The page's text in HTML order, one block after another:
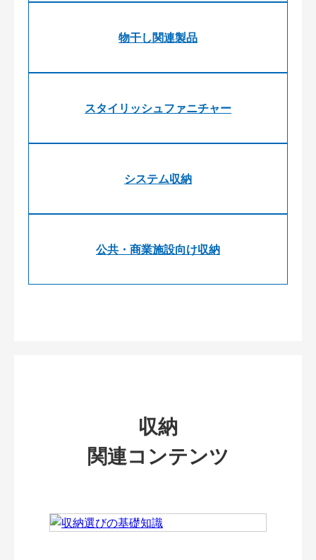
物干し関連製品
スタイリッシュファニチャー
システム収納
公共・商業施設向け収納
収納
関連コンテンツ